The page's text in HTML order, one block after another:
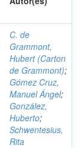
C. de
Grammont,
Hubert (Carton
de Grammont);
Gómez Cruz,
Manuel Ángel;
González,
Huberto;
Schwentesius,
Rita